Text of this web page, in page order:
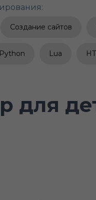
Создание сайтов
Python Lua
для